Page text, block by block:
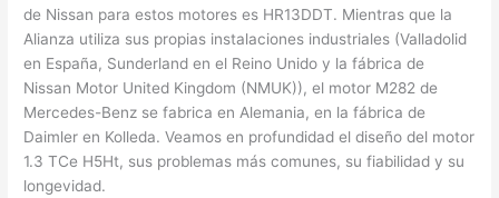
de Nissan para estos motores es HR13DDT. Mientras que la
Alianza utiliza sus propias instalaciones industriales (Valladolid
en España, Sunderland en el Reino Unido y la fábrica de
Nissan Motor United Kingdom (NMUK)), el motor M282 de
Mercedes-Benz se fabrica en Alemania, en la fábrica de
Daimler en Kolleda. Veamos en profundidad el diseño del motor
1.3 TCe H5Ht, sus problemas más comunes, su fiabilidad y su
longevidad.